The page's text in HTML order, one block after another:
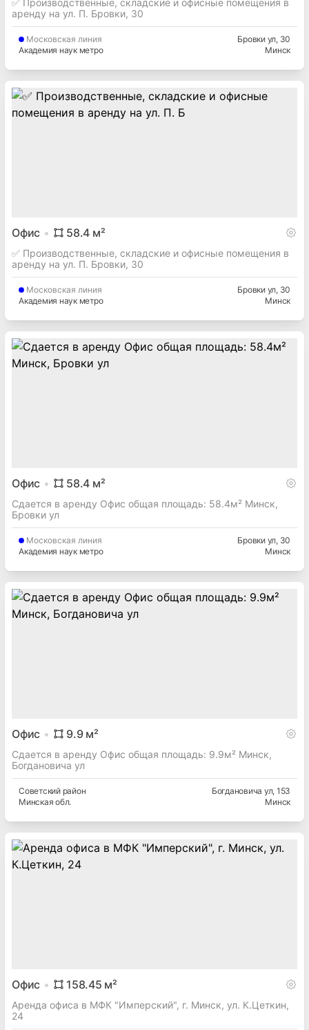
✅ Производственные, складские и офисные помещения в
аренду на ул. П. Бровки, 30
Московская линия
Академия наук метро
Бровки ул, 30
Минск
Офис 58.4 м²
✅ Производственные, складские и офисные помещения в
аренду на ул. П. Бровки, 30
Московская линия
Академия наук метро
Бровки ул, 30
Минск
Офис 58.4 м²
Сдается в аренду Офис общая площадь: 58.4м² Минск,
Бровки ул
Московская линия
Академия наук метро
Бровки ул, 30
Минск
Офис 9.9м²
Сдается в аренду Офис общая площадь: 9.9м² Минск,
Богдановича ул
Советский район
Минская обл.
Богдановича ул, 153
Минск
Офис 158.45 м²
Аренда офиса в МФК "Имперский", г. Минск, ул. К.Цеткин,
24